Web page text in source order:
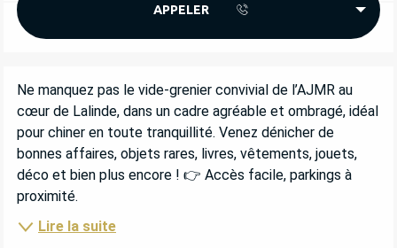
APPELER
DESCRIPTION
Ne manquez pas le vide-grenier convivial de l’AJMR au
cœur de Lalinde, dans un cadre agréable et ombragé, idéal
pour chiner en toute tranquillité. Venez dénicher de
bonnes affaires, objets rares, livres, vêtements, jouets,
déco et bien plus encore ! 👉 Accès facile, parkings à
proximité.
Lire la suite